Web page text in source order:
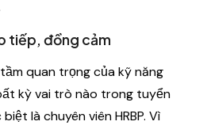
tiếp, đồng cảm
quan trọng của kỹ năng
kỳ vai trò nào trong tuyển
là chuyên viên HRBP. Vì